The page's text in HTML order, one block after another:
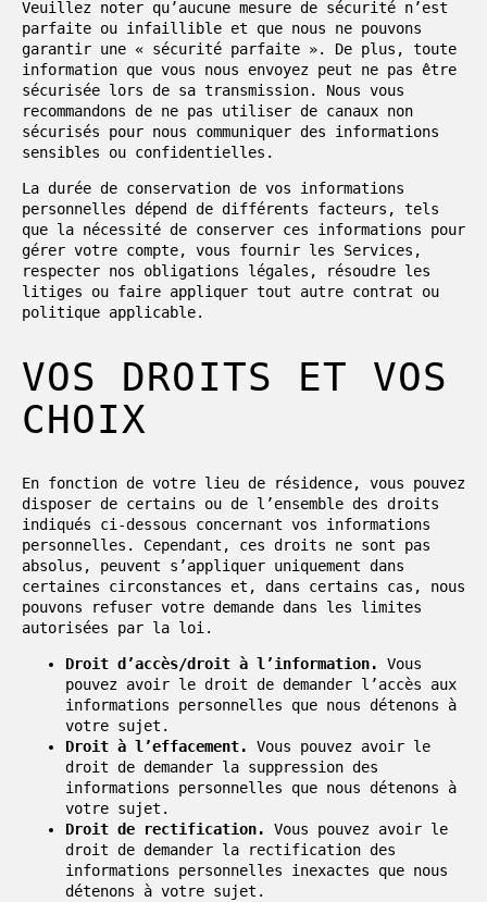
Veuillez noter qu’aucune mesure de sécurité n’est
parfaite ou infaillible et que nous ne pouvons
garantir une « sécurité parfaite ». De plus, toute
information que vous nous envoyez peut ne pas être
sécurisée lors de sa transmission. Nous vous
recommandons de ne pas utiliser de canaux non
sécurisés pour nous communiquer des informations
sensibles ou confidentielles.
La durée de conservation de vos informations
personnelles dépend de différents facteurs, tels
que la nécessité de conserver ces informations pour
gérer votre compte, vous fournir les Services,
respecter nos obligations légales, résoudre les
litiges ou faire appliquer tout autre contrat ou
politique applicable.
VOS DROITS ET VOS
CHOIX
En fonction de votre lieu de résidence, vous pouvez
disposer de certains ou de l’ensemble des droits
indiqués ci-dessous concernant vos informations
personnelles. Cependant, ces droits ne sont pas
absolus, peuvent s’appliquer uniquement dans
certaines circonstances et, dans certains cas, nous
pouvons refuser votre demande dans les limites
autorisées par la loi.
Droit d’accès/droit à l’information.
Vous
pouvez avoir le droit de demander l’accès aux
informations personnelles que nous détenons à
votre sujet.
Droit à l’effacement.
Vous pouvez avoir le
droit de demander la suppression des
informations personnelles que nous détenons à
votre sujet.
Droit de rectification.
Vous pouvez avoir le
droit de demander la rectification des
informations personnelles inexactes que nous
détenons à votre sujet.